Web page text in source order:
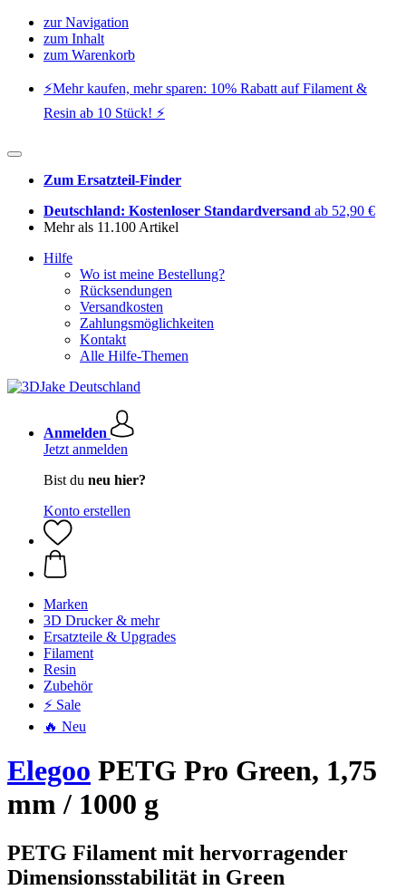
zur Navigation
zum Inhalt
zum Warenkorb
⚡️Mehr kaufen, mehr sparen: 10% Rabatt auf Filament &
Resin ab 10 Stück! ⚡️
Zum Ersatzteil-Finder
Deutschland: Kostenloser Standardversand ab 52,90 €
Mehr als 11.100 Artikel
Hilfe
Wo ist meine Bestellung?
Rücksendungen
Versandkosten
Zahlungsmöglichkeiten
Kontakt
Alle Hilfe-Themen
Anmelden
Jetzt anmelden
Bist du neu hier?
Konto erstellen
Marken
3D Drucker & mehr
Ersatzteile & Upgrades
Filament
Resin
Zubehör
⚡ Sale
🔥 Neu
Elegoo PETG Pro Green, 1,75
mm / 1000 g
PETG Filament mit hervorragender
Dimensionsstabilität in Green